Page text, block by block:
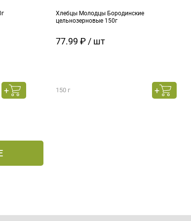
Хлебцы Молодцы Бородинские
цельнозерновые 150г
77.99 ₽ / шт
150 г